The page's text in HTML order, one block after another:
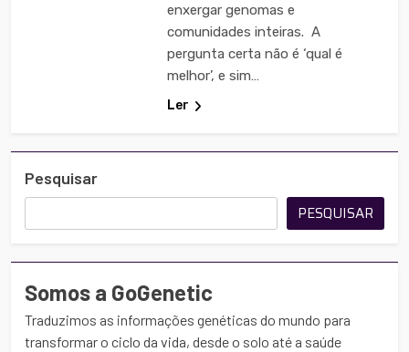
enxergar genomas e
comunidades inteiras. A
pergunta certa não é ‘qual é
melhor’, e sim…
Ler
Pesquisar
PESQUISAR
Somos a GoGenetic
Traduzimos as informações genéticas do mundo para
transformar o ciclo da vida, desde o solo até a saúde